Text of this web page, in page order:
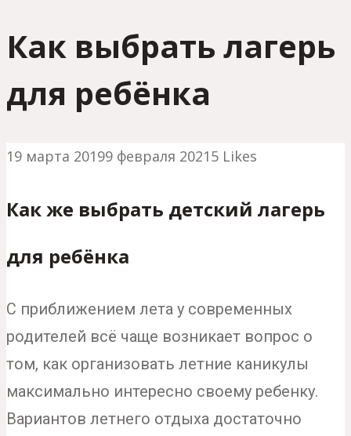
Как выбрать лагерь
для ребёнка
19 марта 20199 февраля 20215 Likes
Как же выбрать детский лагерь
для ребёнка
С приближением лета у современных
родителей всё чаще возникает вопрос о
том, как организовать летние каникулы
максимально интересно своему ребенку.
Вариантов летнего отдыха достаточно